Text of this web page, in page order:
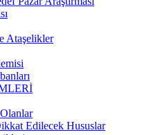
Ataşelikler
Edilecek Hususlar